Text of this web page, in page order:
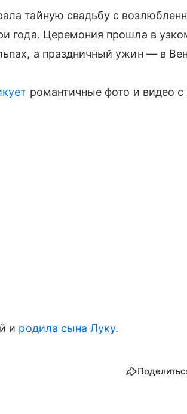
тайную свадьбу с
года. Церемония прошла в
а праздничный ужин — в
романтичные фото и видео с
и родила сына Луку.